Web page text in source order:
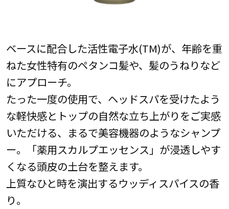
ベースに配合した活性電子水(TM)が、年齢を重
ねた女性特有のペタンコ髪や、髪のうねりなど
にアプローチ。
たった一度の使用で、ヘッドスパを受けたよう
な軽快感とトップの自然な立ち上がりをご実感
いただける、まるで美容機器のようなシャンプ
ー。「薬用スカルプエッセンス」が浸透しやす
くなる頭皮の土台を整えます。
上質なひと時を演出するウッディスパイスの香
り。